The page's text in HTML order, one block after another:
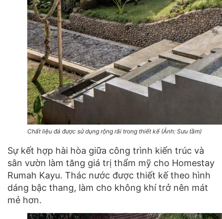
Chất liệu đá được sử dụng rộng rãi trong thiết kế (Ảnh: Sưu tầm)
Sự kết hợp hài hòa giữa công trình kiến trúc và
sân vườn làm tăng giá trị thẩm mỹ cho Homestay
Rumah Kayu. Thác nước được thiết kế theo hình
dáng bậc thang, làm cho không khí trở nên mát
mẻ hơn.